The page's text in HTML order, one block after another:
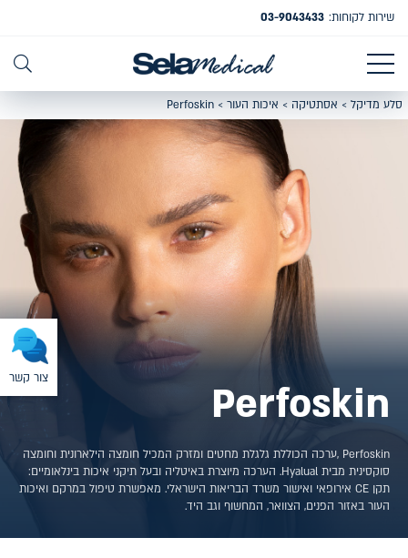
שירות לקוחות: 03-9043433
צור קשר
סלע מדיקל > אסתטיקה > איכות העור >
Perfoskin
Perfoskin
Perfoskin ,ערכה הכוללת גלגלת מחטים ומזרק המכיל חומצה הילארונית וחומצה
סוקסינית מבית Hyalual. הערכה מיוצרת באיטליה ובעל תיקני איכות בינלאומיים:
תקן CE אירופאי ואישור משרד הבריאות הישראלי. מאפשרת טיפול במרקם ואיכות
העור באזור הפנים, הצוואר, המחשוף וגב היד.